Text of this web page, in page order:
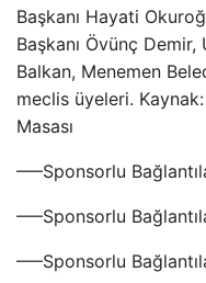
Başkanı Hayati
Başkanı Övünç
Balkan, Menemen
meclis üyeleri.
Masası
—–Sponsorlu
—–Sponsorlu
—–Sponsorlu